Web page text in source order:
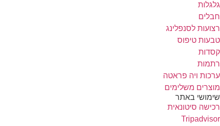
גלגלות
חבלים
רצועות לסנפלינג
טבעות טיפוס
קסדות
רתמות
ערכות ויה פראטה
מוצרים משלימים
שימושי באתר
רכישה סיטונאית
Tripadvisor